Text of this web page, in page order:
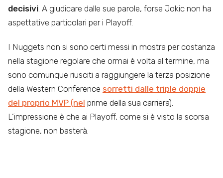
decisivi . A giudicare dalle sue parole, forse Jokic non ha
aspettative particolari per i Playoff.
I Nuggets non si sono certi messi in mostra per costanza
nella stagione regolare che ormai è volta al termine, ma
sono comunque riusciti a raggiungere la terza posizione
della Western Conference sorretti dalle triple doppie
del proprio MVP (nel prime della sua carriera).
L’impressione è che ai Playoff, come si è visto la scorsa
stagione, non basterà.